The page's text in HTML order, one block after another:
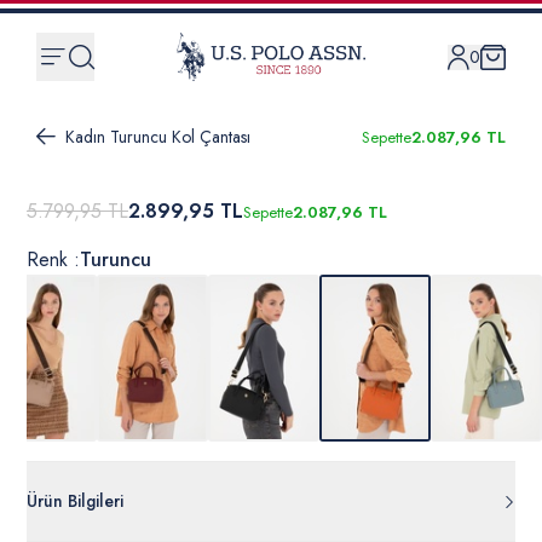
0
Kadın Turuncu Kol Çantası Sepette2.087,96 TL
5.799,95 TL2.899,95 TLSepette2.087,96 TL
Renk :Turuncu
Ürün Bilgileri